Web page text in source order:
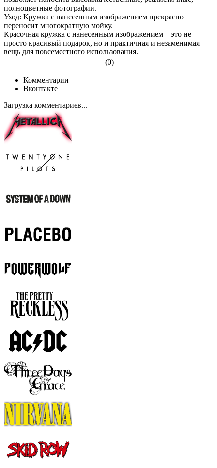
полноцветные фотографии.
Уход: Кружка с нанесенным изображением прекрасно
переносит многократную мойку.
Красочная кружка с нанесенным изображением – это не
просто красивый подарок, но и практичная и незаменимая
вещь для повсеместного использования.
(0)
Комментарии
Вконтакте
Загрузка комментариев...